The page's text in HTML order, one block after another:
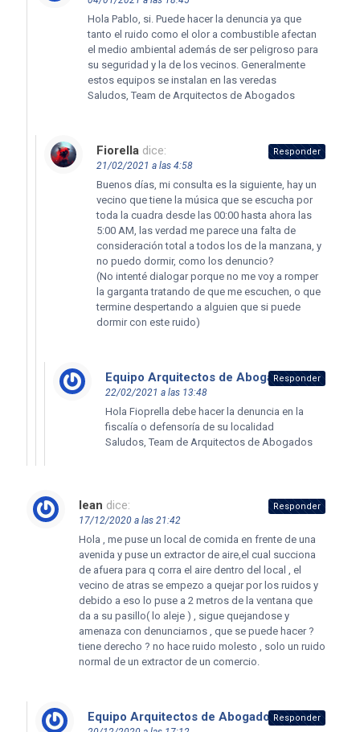
Hola Pablo, si. Puede hacer la denuncia ya que
tanto el ruido como el olor a combustible afectan
el medio ambiental además de ser peligroso para
su seguridad y la de los vecinos. Generalmente
estos equipos se instalan en las veredas
Saludos, Team de Arquitectos de Abogados
Fiorella dice:
21/02/2021 a las 4:58
Buenos días, mi consulta es la siguiente, hay un
vecino que tiene la música que se escucha por
toda la cuadra desde las 00:00 hasta ahora las
5:00 AM, las verdad me parece una falta de
consideración total a todos los de la manzana, y
no puedo dormir, como los denuncio?
(No intenté dialogar porque no me voy a romper
la garganta tratando de que me escuchen, o que
termine despertando a alguien que si puede
dormir con este ruido)
Responder
Equipo Arquitectos de Abogados dice:
22/02/2021 a las 13:48
Hola Fioprella debe hacer la denuncia en la
fiscalía o defensoría de su localidad
Saludos, Team de Arquitectos de Abogados
Responder
lean dice:
17/12/2020 a las 21:42
Hola , me puse un local de comida en frente de una
avenida y puse un extractor de aire,el cual succiona
de afuera para q corra el aire dentro del local , el
vecino de atras se empezo a quejar por los ruidos y
debido a eso lo puse a 2 metros de la ventana que
da a su pasillo( lo aleje ) , sigue quejandose y
amenaza con denunciarnos , que se puede hacer ?
tiene derecho ? no hace ruido molesto , solo un ruido
normal de un extractor de un comercio.
Responder
Equipo Arquitectos de Abogados dice:
Responder